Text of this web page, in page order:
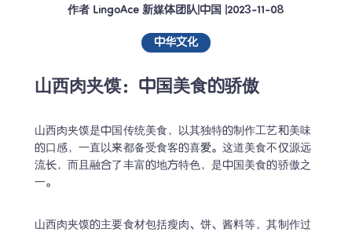
作者 LingoAce 新媒体团队| 中国 2023-11-08
中华文化
山西肉夹馍：中国美食的骄傲
山西肉夹馍是中国传统美食，以其独特的制作工艺和美味
的口感，一直以来都备受食客的喜爱。这道美食不仅源远
流长，而且融合了丰富的地方特色，是中国美食的骄傲之
一。
山西肉夹馍的主要食材包括瘦肉、饼、酱料等，其制作过